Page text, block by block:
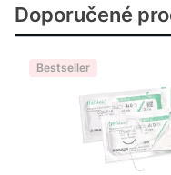
Doporučené
Bestseller